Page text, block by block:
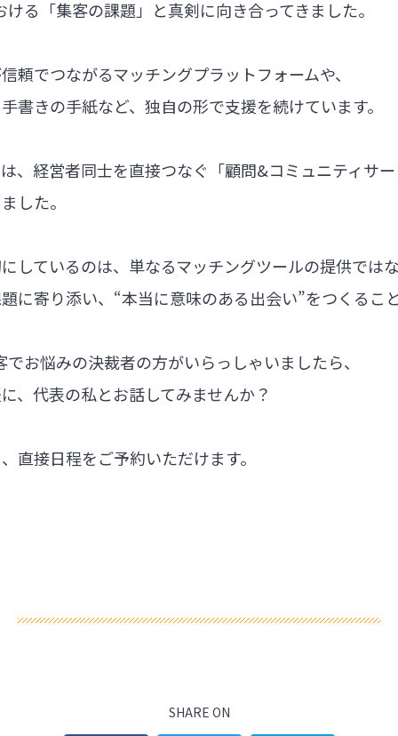
る「集客の課題」と真剣に向き合ってきました。
頼でつながるマッチングプラットフォームや、
書きの手紙など、独自の形で支援を続けています。
、経営者同士を直接つなぐ「顧問&コミュニティサ
した。
しているのは、単なるマッチングツールの提供では
に寄り添い、“本当に意味のある出会い”をつくるこ
お悩みの決裁者の方がいらっしゃいましたら、
、代表の私とお話してみませんか？
直接日程をご予約いただけます。
SHARE ON